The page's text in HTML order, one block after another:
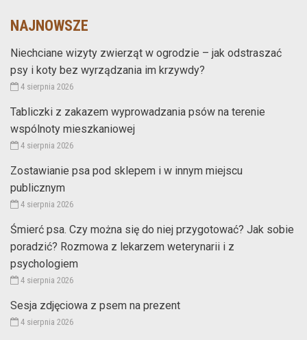
NAJNOWSZE
Niechciane wizyty zwierząt w ogrodzie – jak odstraszać
psy i koty bez wyrządzania im krzywdy?
4 sierpnia 2026
Tabliczki z zakazem wyprowadzania psów na terenie
wspólnoty mieszkaniowej
4 sierpnia 2026
Zostawianie psa pod sklepem i w innym miejscu
publicznym
4 sierpnia 2026
Śmierć psa. Czy można się do niej przygotować? Jak sobie
poradzić? Rozmowa z lekarzem weterynarii i z
psychologiem
4 sierpnia 2026
Sesja zdjęciowa z psem na prezent
4 sierpnia 2026